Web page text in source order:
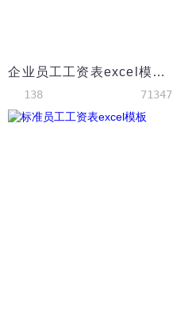
企业员工工资表excel模板2
138 71347